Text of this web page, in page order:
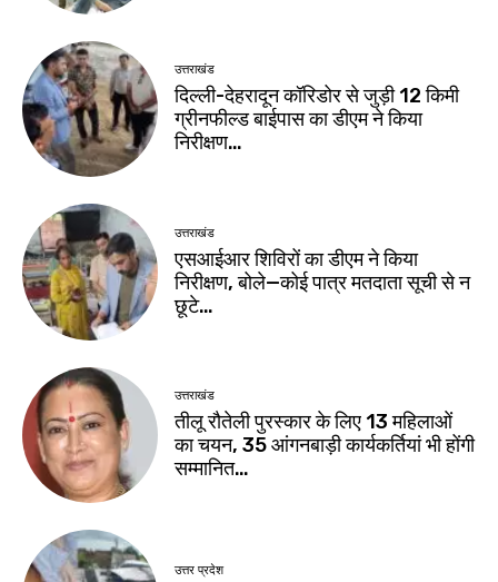
उत्तराखंड
दिल्ली-देहरादून कॉरिडोर से जुड़ी 12 किमी
ग्रीनफील्ड बाईपास का डीएम ने किया
निरीक्षण…
उत्तराखंड
एसआईआर शिविरों का डीएम ने किया
निरीक्षण, बोले—कोई पात्र मतदाता सूची से न
छूटे…
उत्तराखंड
तीलू रौतेली पुरस्कार के लिए 13 महिलाओं
का चयन, 35 आंगनबाड़ी कार्यकर्तियां भी होंगी
सम्मानित…
उत्तर प्रदेश